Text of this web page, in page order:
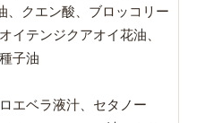
、クエン酸、ブロッコリー
イテンジクアオイ花油、
子油
エベラ液汁、セタノー